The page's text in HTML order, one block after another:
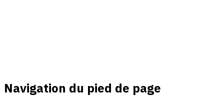
Navigation du pied de page